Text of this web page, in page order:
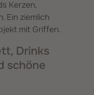
Kerzen,
Ein ziemlich
mit Griffen.
Drinks
schöne